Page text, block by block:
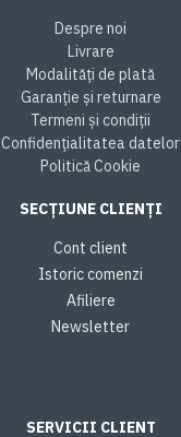
Despre noi
Livrare
Modalități de plată
Garanție și returnare
Termeni și condiții
Confidențialitatea datelor
Politică Cookie
SECȚIUNE CLIENȚI
Cont client
Istoric comenzi
Afiliere
Newsletter
SERVICII CLIENT